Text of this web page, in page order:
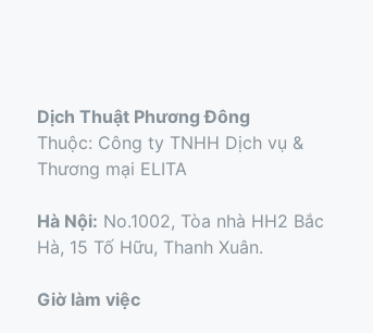
Dịch Thuật Phương Đông
Thuộc: Công ty TNHH Dịch vụ &
Thương mại ELITA
Hà Nội: No.1002, Tòa nhà HH2 Bắc
Hà, 15 Tố Hữu, Thanh Xuân.
Giờ làm việc